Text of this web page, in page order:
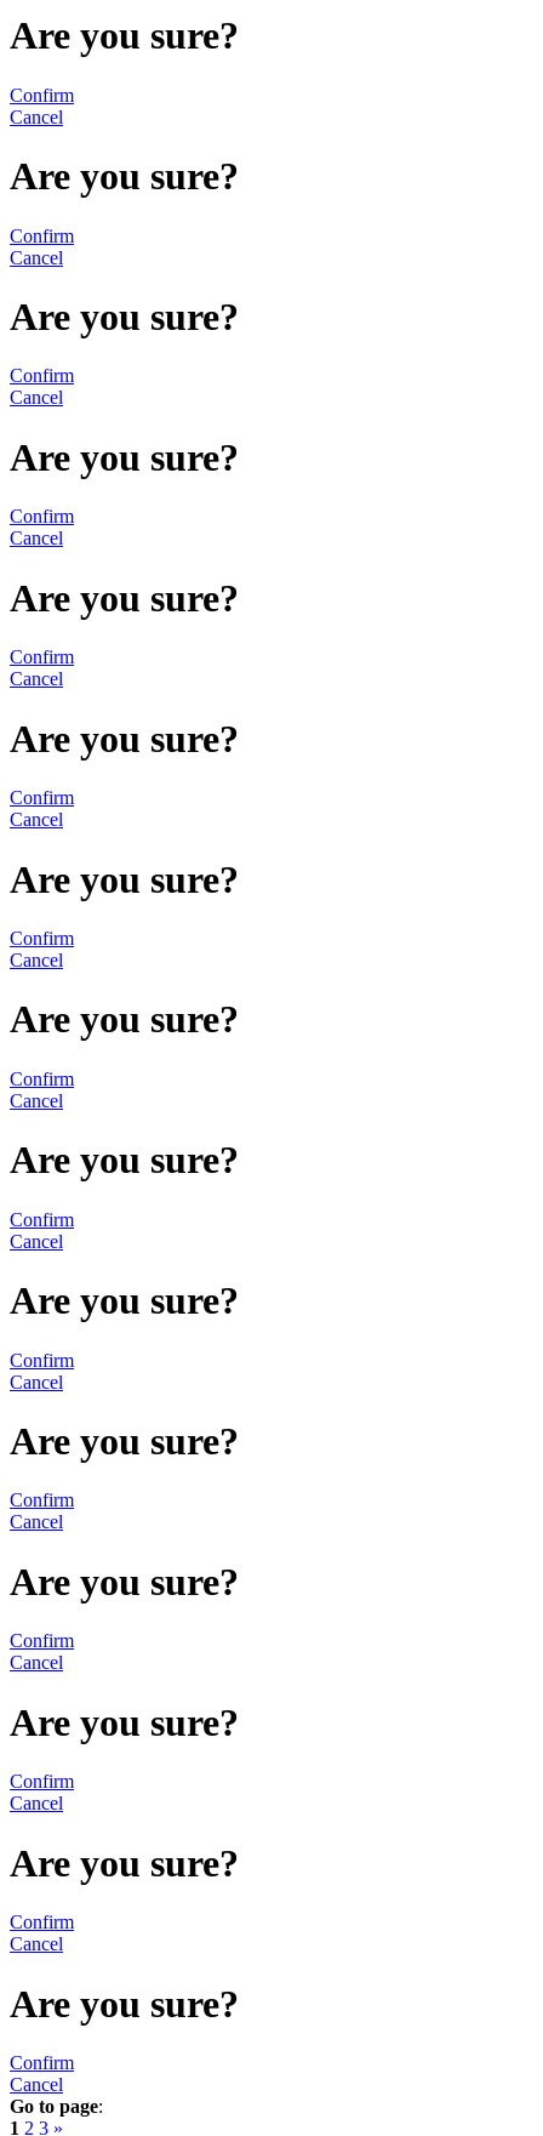
Are you sure?
Confirm
Cancel
Are you sure?
Confirm
Cancel
Are you sure?
Confirm
Cancel
Are you sure?
Confirm
Cancel
Are you sure?
Confirm
Cancel
Are you sure?
Confirm
Cancel
Are you sure?
Confirm
Cancel
Are you sure?
Confirm
Cancel
Are you sure?
Confirm
Cancel
Are you sure?
Confirm
Cancel
Are you sure?
Confirm
Cancel
Are you sure?
Confirm
Cancel
Are you sure?
Confirm
Cancel
Are you sure?
Confirm
Cancel
Are you sure?
Confirm
Cancel
Go to page:
1 2 3 »